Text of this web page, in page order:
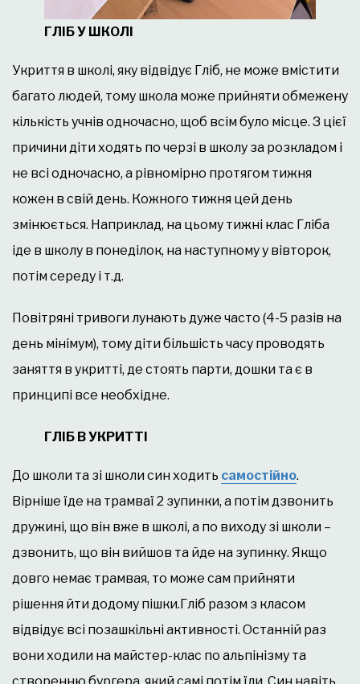
ГЛІБ У ШКОЛІ
Укриття в школі, яку відвідує Гліб, не може вмістити
багато людей, тому школа може прийняти обмежену
кількість учнів одночасно, щоб всім було місце. З цієї
причини діти ходять по черзі в школу за розкладом і
не всі одночасно, а рівномірно протягом тижня
кожен в свій день. Кожного тижня цей день
змінюється. Наприклад, на цьому тижні клас Гліба
іде в школу в понеділок, на наступному у вівторок,
потім середу і т.д.
Повітряні тривоги лунають дуже часто (4-5 разів на
день мінімум), тому діти більшість часу проводять
заняття в укритті, де стоять парти, дошки та є в
принципі все необхідне.
ГЛІБ В УКРИТТІ
До школи та зі школи син ходить самостійно.
Вірніше їде на трамваї 2 зупинки, а потім дзвонить
дружині, що він вже в школі, а по виходу зі школи –
дзвонить, що він вийшов та йде на зупинку. Якщо
довго немає трамвая, то може сам прийняти
рішення йти додому пішки.Гліб разом з класом
відвідує всі позашкільні активності. Останній раз
вони ходили на майстер-клас по альпінізму та